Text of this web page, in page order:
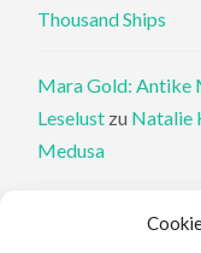
Thousand Ships
Mara Gold: Antike
Leselust zu Natalie
Medusa
Philippa Perry: